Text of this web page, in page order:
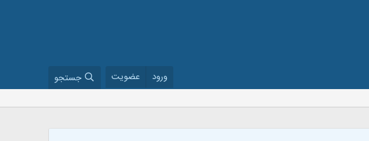
ورود عضویت جستجو